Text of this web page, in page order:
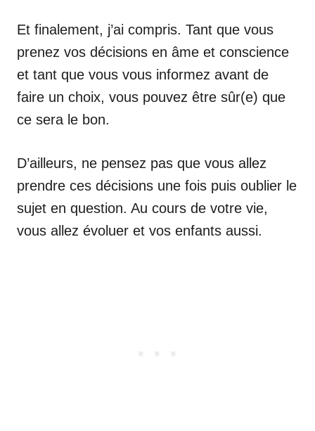
Et finalement, j’ai compris. Tant que vous
prenez vos décisions en âme et conscience
et tant que vous vous informez avant de
faire un choix, vous pouvez être sûr(e) que
ce sera le bon.
D’ailleurs, ne pensez pas que vous allez
prendre ces décisions une fois puis oublier le
sujet en question. Au cours de votre vie,
vous allez évoluer et vos enfants aussi.